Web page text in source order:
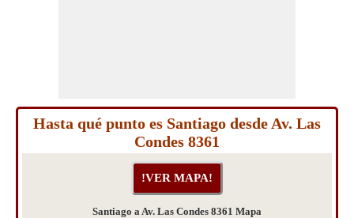
Hasta qué punto es Santiago desde Av. Las
Condes 8361
Santiago a Av. Las Condes 8361 Mapa